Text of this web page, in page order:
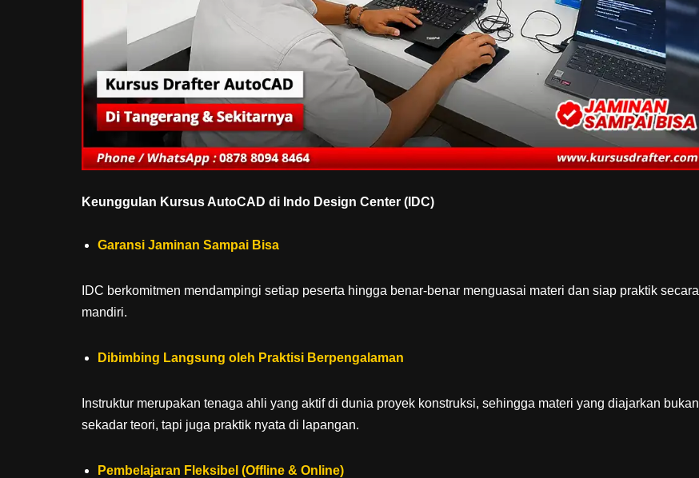
Keunggulan Kursus AutoCAD di Indo Design Center (IDC)
Garansi Jaminan Sampai Bisa
IDC berkomitmen mendampingi setiap peserta hingga benar-benar menguasai materi dan siap praktik secara
mandiri.
Dibimbing Langsung oleh Praktisi Berpengalaman
Instruktur merupakan tenaga ahli yang aktif di dunia proyek konstruksi, sehingga materi yang diajarkan bukan
sekadar teori, tapi juga praktik nyata di lapangan.
Pembelajaran Fleksibel (Offline & Online)